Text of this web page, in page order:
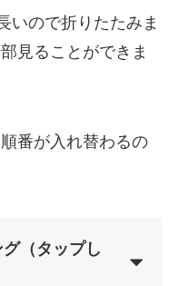
いので折りたたみま
見ることができま
番が入れ替わるの
（タップし